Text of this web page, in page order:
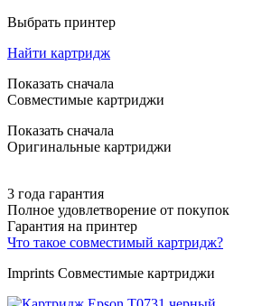
Выбрать принтер
Найти картридж
Показать сначала
Совместимые картриджи
Показать сначала
Оригинальные картриджи
3 года гарантия
Полное удовлетворение от покупок
Гарантия на принтер
Что такое совместимый картридж?
Imprints Совместимые картриджи